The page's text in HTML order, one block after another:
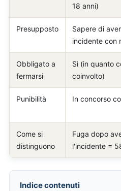
18 anni)
Presupposto
Sapere di
incidente con
Obbligato a
fermarsi
Sì (in quanto
coinvolto)
Punibilità In concorso
Come si
distinguono
Fuga dopo
l'incidente =
Indice contenuti